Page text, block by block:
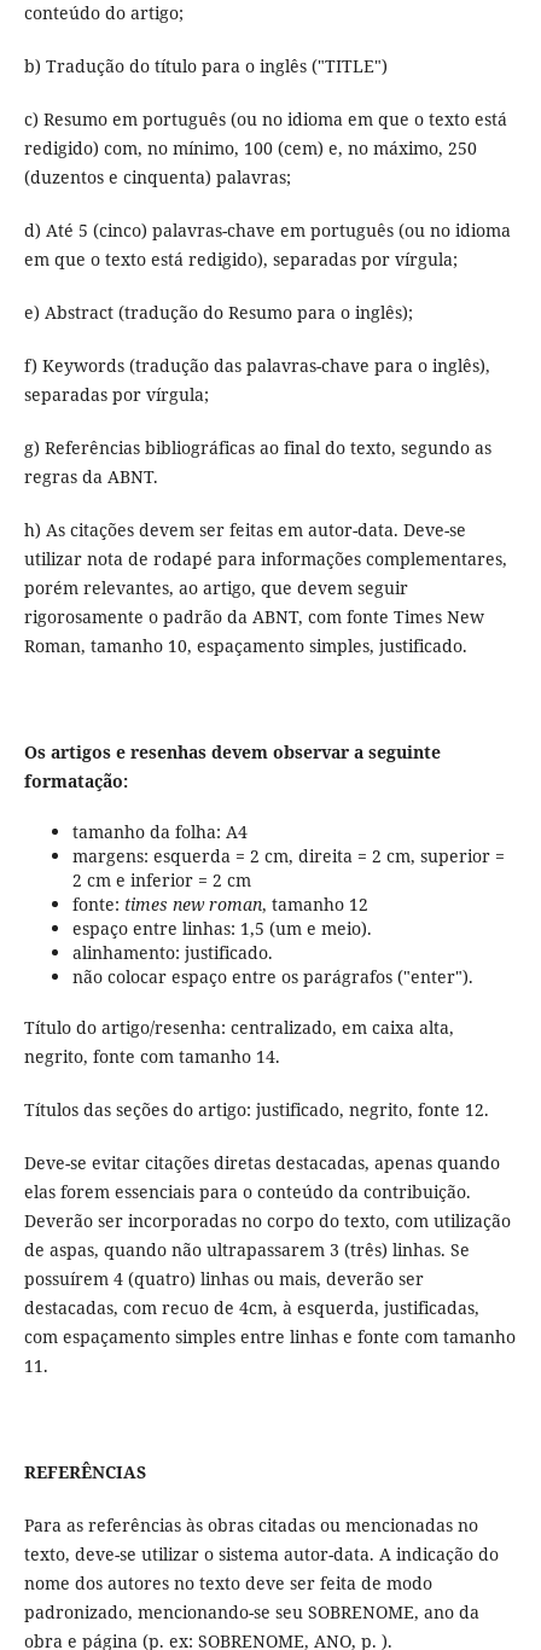
conteúdo do artigo;
b) Tradução do título para o inglês ("TITLE")
c) Resumo em português (ou no idioma em que o texto está
redigido) com, no mínimo, 100 (cem) e, no máximo, 250
(duzentos e cinquenta) palavras;
d) Até 5 (cinco) palavras-chave em português (ou no idioma
em que o texto está redigido), separadas por vírgula;
e) Abstract (tradução do Resumo para o inglês);
f) Keywords (tradução das palavras-chave para o inglês),
separadas por vírgula;
g) Referências bibliográficas ao final do texto, segundo as
regras da ABNT.
h) As citações devem ser feitas em autor-data. Deve-se
utilizar nota de rodapé para informações complementares,
porém relevantes, ao artigo, que devem seguir
rigorosamente o padrão da ABNT, com fonte Times New
Roman, tamanho 10, espaçamento simples, justificado.
Os artigos e resenhas devem observar a seguinte
formatação:
tamanho da folha: A4
margens: esquerda = 2 cm, direita = 2 cm, superior =
2 cm e inferior = 2 cm
fonte: times new roman, tamanho 12
espaço entre linhas: 1,5 (um e meio).
alinhamento: justificado.
não colocar espaço entre os parágrafos ("enter").
Título do artigo/resenha: centralizado, em caixa alta,
negrito, fonte com tamanho 14.
Títulos das seções do artigo: justificado, negrito, fonte 12.
Deve-se evitar citações diretas destacadas, apenas quando
elas forem essenciais para o conteúdo da contribuição.
Deverão ser incorporadas no corpo do texto, com utilização
de aspas, quando não ultrapassarem 3 (três) linhas. Se
possuírem 4 (quatro) linhas ou mais, deverão ser
destacadas, com recuo de 4cm, à esquerda, justificadas,
com espaçamento simples entre linhas e fonte com tamanho
11.
REFERÊNCIAS
Para as referências às obras citadas ou mencionadas no
texto, deve-se utilizar o sistema autor-data. A indicação do
nome dos autores no texto deve ser feita de modo
padronizado, mencionando-se seu SOBRENOME, ano da
obra e página (p. ex: SOBRENOME, ANO, p. ).